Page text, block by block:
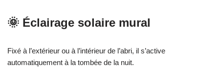
🌞 Éclairage solaire mural
Fixé à l’extérieur ou à l’intérieur de l’abri, il s’active
automatiquement à la tombée de la nuit.